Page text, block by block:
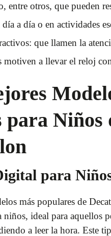
entre otros, que pueden
a día o en actividades
que llamen la
motiven a llevar el reloj
para Niños
para
más populares de
ideal para aquellos
a leer la hora. Este